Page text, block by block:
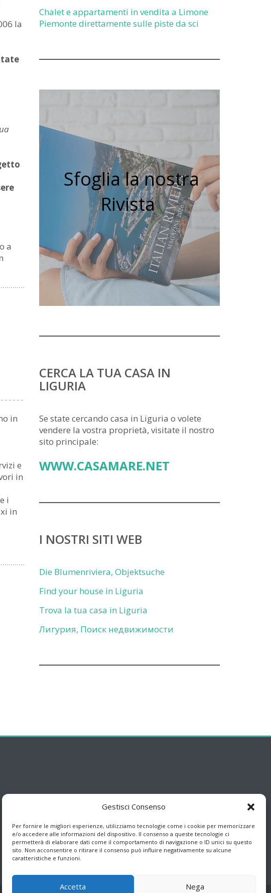
Gestisci Consenso
Per fornire le migliori esperienze, utilizziamo tecnologie come i cookie per memorizzare
e/o accedere alle informazioni del dispositivo. Il consenso a queste tecnologie ci
permetterà di elaborare dati come il comportamento di navigazione o ID unici su questo
sito. Non acconsentire o ritirare il consenso può influire negativamente su alcune
caratteristiche e funzioni.
Accetta Nega
la
a
in
e
in
i
in
Chalet e appartamenti in vendita a Limone
Piemonte direttamente sulle piste da sci
Sfoglia la nostra
Rivista
CERCA LA TUA CASA IN
LIGURIA
Se state cercando casa in Liguria o volete
vendere la vostra proprietà, visitate il nostro
sito principale:
WWW.CASAMARE.NET
I NOSTRI SITI WEB
Die Blumenriviera, Objektsuche
Find your house in Liguria
Trova la tua casa in Liguria
Лигурия, Поиск недвижимости